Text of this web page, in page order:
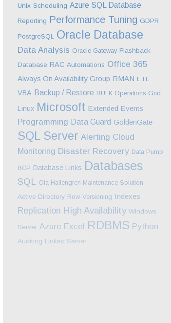
Unix Scheduling Azure SQL Database
Reporting Performance Tuning GDPR
PostgreSQL Oracle Database
Data Analysis Oracle Gateway Flashback
Database RAC Automations Office 365
Always On Availability Group RMAN ETL
VBA Backup / Restore BULK Operations Grid
Linux Microsoft Extended Events
Programming Data Guard GoldenGate
SQL Server Alerting Cloud
Monitoring Disaster Recovery Data Pump
BCP Database Links Databases
SQL
Ola Hallengren Maintenance Solution
Active Directory Row-Versioning Indexes
Replication High Availability Windows
Server Azure Excel RDBMS Python
Auditing Linked Server